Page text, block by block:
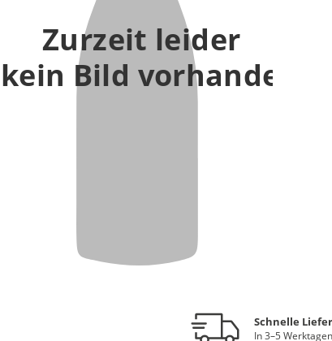
Zurzeit leider
kein Bild vorhanden
Schnelle
In 3–5 Werktagen